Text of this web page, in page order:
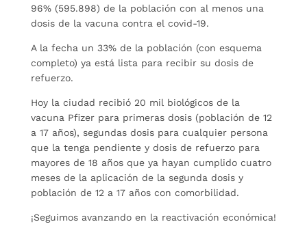
96% (595.898) de la población con al menos una
dosis de la vacuna contra el covid-19.
A la fecha un 33% de la población (con esquema
completo) ya está lista para recibir su dosis de
refuerzo.
Hoy la ciudad recibió 20 mil biológicos de la
vacuna Pfizer para primeras dosis (población de 12
a 17 años), segundas dosis para cualquier persona
que la tenga pendiente y dosis de refuerzo para
mayores de 18 años que ya hayan cumplido cuatro
meses de la aplicación de la segunda dosis y
población de 12 a 17 años con comorbilidad.
¡Seguimos avanzando en la reactivación económica!